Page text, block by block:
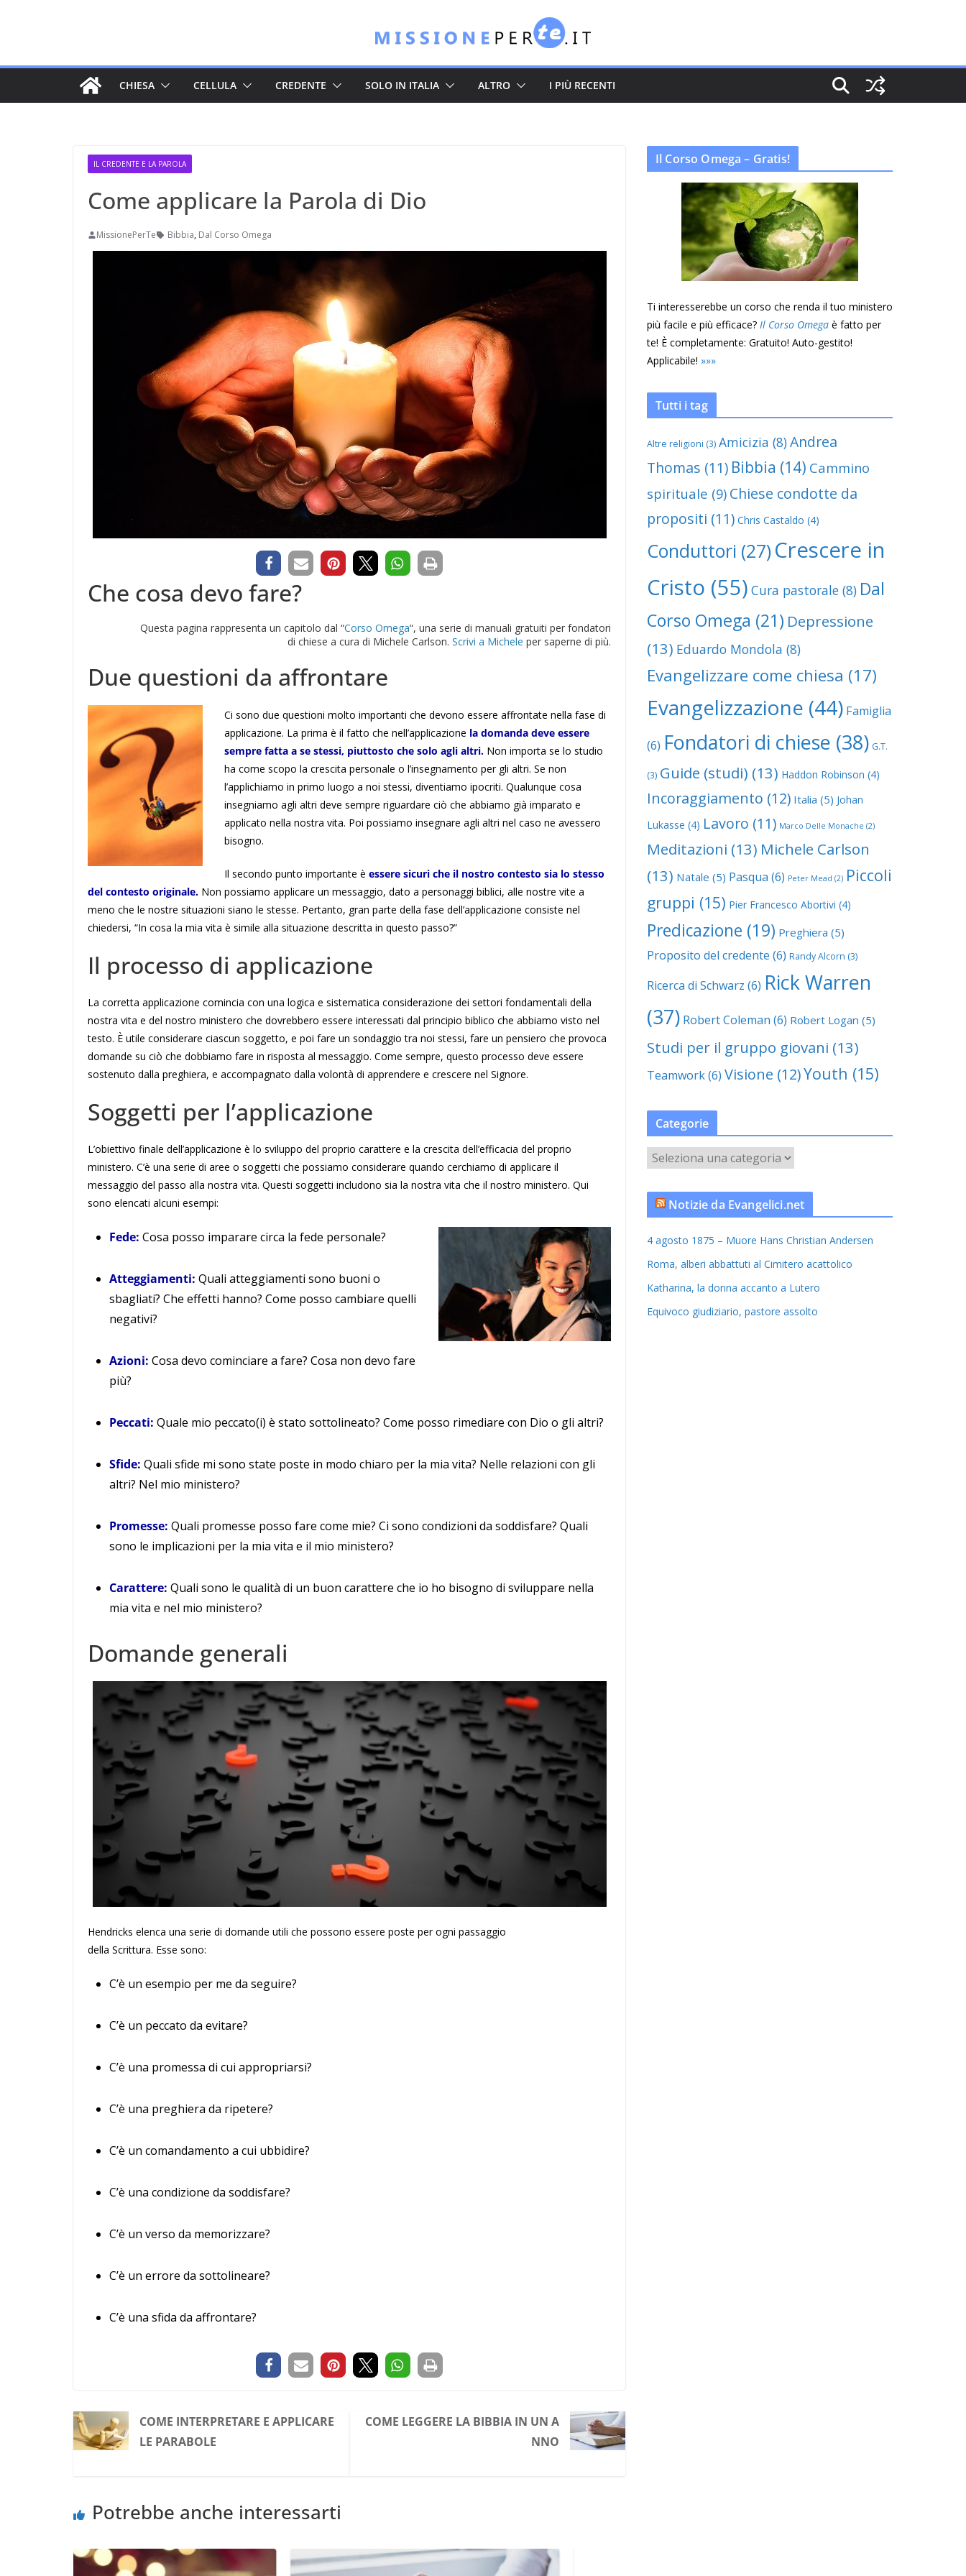
CHIESA CELLULA CREDENTE SOLO IN ITALIA ALTRO I PIÙ RECENTI
IL CREDENTE E LA PAROLA
Come applicare la Parola di Dio
MissionePerTe Bibbia, Dal Corso Omega
Che cosa devo fare?
Questa pagina rappresenta un capitolo dal “Corso Omega“, una serie di manuali gratuiti per fondatori
di chiese a cura di Michele Carlson. Scrivi a Michele per saperne di più.
Due questioni da affrontare
Ci sono due questioni molto importanti che devono essere affrontate nella fase di
applicazione. La prima è il fatto che nell’applicazione la domanda deve essere
sempre fatta a se stessi, piuttosto che solo agli altri. Non importa se lo studio
ha come scopo la crescita personale o l’insegnamento per gli altri. Se non
l’applichiamo in primo luogo a noi stessi, diventiamo ipocriti. Qualunque cosa
insegniamo agli altri deve sempre riguardare ciò che abbiamo già imparato e
applicato nella nostra vita. Poi possiamo insegnare agli altri nel caso ne avessero
bisogno.
Il secondo punto importante è essere sicuri che il nostro contesto sia lo stesso
del contesto originale. Non possiamo applicare un messaggio, dato a personaggi biblici, alle nostre vite a
meno che le nostre situazioni siano le stesse. Pertanto, gran parte della fase dell’applicazione consiste nel
chiedersi, “In cosa la mia vita è simile alla situazione descritta in questo passo?”
Il processo di applicazione
La corretta applicazione comincia con una logica e sistematica considerazione dei settori fondamentali della
nostra vita e del nostro ministero che dovrebbero essere interessati dal principio biblico che abbiamo visto nel
testo. È utile considerare ciascun soggetto, e poi fare un sondaggio tra noi stessi, fare un pensiero che provoca
domande su ciò che dobbiamo fare in risposta al messaggio. Come sempre, questo processo deve essere
sostenuto dalla preghiera, e accompagnato dalla volontà di apprendere e crescere nel Signore.
Soggetti per l’applicazione
L’obiettivo finale dell’applicazione è lo sviluppo del proprio carattere e la crescita dell’efficacia del proprio
ministero. C’è una serie di aree o soggetti che possiamo considerare quando cerchiamo di applicare il
messaggio del passo alla nostra vita. Questi soggetti includono sia la nostra vita che il nostro ministero. Qui
sono elencati alcuni esempi:
Fede: Cosa posso imparare circa la fede personale?
Atteggiamenti: Quali atteggiamenti sono buoni o
sbagliati? Che effetti hanno? Come posso cambiare quelli
negativi?
Azioni: Cosa devo cominciare a fare? Cosa non devo fare
più?
Peccati: Quale mio peccato(i) è stato sottolineato? Come posso rimediare con Dio o gli altri?
Sfide: Quali sfide mi sono state poste in modo chiaro per la mia vita? Nelle relazioni con gli
altri? Nel mio ministero?
Promesse: Quali promesse posso fare come mie? Ci sono condizioni da soddisfare? Quali
sono le implicazioni per la mia vita e il mio ministero?
Carattere: Quali sono le qualità di un buon carattere che io ho bisogno di sviluppare nella
mia vita e nel mio ministero?
Domande generali
Hendricks elenca una serie di domande utili che possono essere poste per ogni passaggio
della Scrittura. Esse sono:
C’è un esempio per me da seguire?
C’è un peccato da evitare?
C’è una promessa di cui appropriarsi?
C’è una preghiera da ripetere?
C’è un comandamento a cui ubbidire?
C’è una condizione da soddisfare?
C’è un verso da memorizzare?
C’è un errore da sottolineare?
C’è una sfida da affrontare?
COME INTERPRETARE E APPLICARE
LE PARABOLE
COME LEGGERE LA BIBBIA IN UN A
NNO
Potrebbe anche interessarti
Il Corso Omega – Gratis!
Ti interesserebbe un corso che renda il tuo ministero
più facile e più efficace? Il Corso Omega è fatto per
te! È completamente: Gratuito! Auto-gestito!
Applicabile! »»»
Tutti i tag
Altre religioni (3) Amicizia (8)Andrea
Thomas (11) Bibbia (14) Cammino
spirituale (9) Chiese condotte da
propositi (11) Chris Castaldo (4)
Conduttori (27) Crescere in
Cristo (55) Cura pastorale (8) Dal
Corso Omega (21) Depressione
(13) Eduardo Mondola (8)
Evangelizzare come chiesa (17)
Evangelizzazione (44) Famiglia
(6) Fondatori di chiese (38) G.T.
(3) Guide (studi) (13) Haddon Robinson (4)
Incoraggiamento (12) Italia (5) Johan
Lukasse (4) Lavoro (11) Marco Delle Monache (2)
Meditazioni (13) Michele Carlson
(13) Natale (5) Pasqua (6) Peter Mead (2) Piccoli
gruppi (15) Pier Francesco Abortivi (4)
Predicazione (19) Preghiera (5)
Proposito del credente (6) Randy Alcorn (3)
Ricerca di Schwarz (6) Rick Warren
(37) Robert Coleman (6) Robert Logan (5)
Studi per il gruppo giovani (13)
Teamwork(6) Visione (12)Youth (15)
Categorie
a
t
o
r
Notizie da Evangelici.net
4 agosto 1875 – Muore Hans Christian Andersen
Roma, alberi abbattuti al Cimitero acattolico
Katharina, la donna accanto a Lutero
Equivoco giudiziario, pastore assolto